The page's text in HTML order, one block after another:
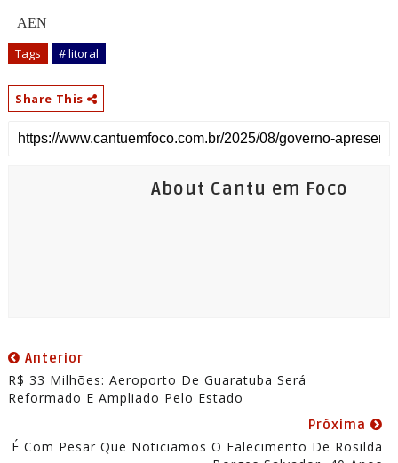
AEN
Tags # litoral
Share This
About Cantu em Foco
Anterior
R$ 33 Milhões: Aeroporto De Guaratuba Será
Reformado E Ampliado Pelo Estado
Próxima
É Com Pesar Que Noticiamos O Falecimento De Rosilda